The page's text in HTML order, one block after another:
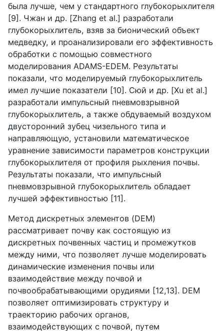
была лучше, чем у стандартного глубокорыхлителя
[9]. Чжан и др. [Zhang et al.] разработали
глубокорыхлитель, взяв за бионический объект
медведку, и проанализировали его эффективность
обработки с помощью совместного
моделирования ADAMS-EDEM. Результаты
показали, что моделируемый глубокорыхлитель
имел лучшие показатели [10]. Сюй и др. [Xu et al.]
разработали импульсный пневмовзрывной
глубокорыхлитель, а также обдуваемый воздухом
двусторонний зубец чизельного типа и
направляющую, установили математическое
уравнение зависимости параметров конструкции
глубокорыхлителя от профиля рыхления почвы.
Результаты показали, что импульсный
пневмовзрывной глубокорыхлитель обладает
лучшей эффективностью [11].
Метод дискретных элементов (DEM)
рассматривает почву как состоящую из
дискретных почвенных частиц и промежутков
между ними, что позволяет лучше моделировать
динамические изменения почвы или
взаимодействие между почвой и
почвообрабатывающими орудиями [12,13]. DEM
позволяет оптимизировать структуру и
траекторию рабочих органов,
взаимодействующих с почвой, путем